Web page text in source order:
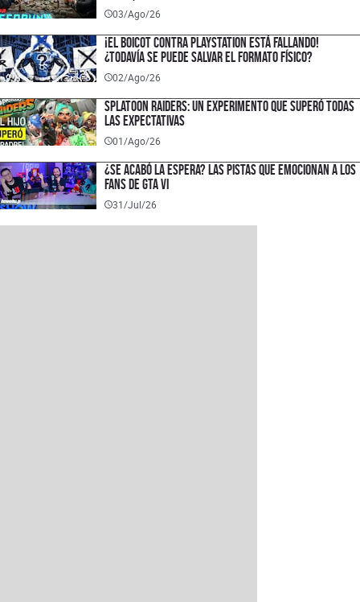
03/Ago/26
¡El boicot contra PlayStation está fallando!
¿Todavía se puede salvar el formato físico?
02/Ago/26
SPLATOON RAIDERS: un experimento que superó todas
las expectativas
01/Ago/26
¿SE ACABÓ LA ESPERA? Las pistas que emocionan a los
fans de GTA VI
31/Jul/26